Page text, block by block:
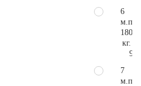
6
м.п.
180
кг.
7
м.п.